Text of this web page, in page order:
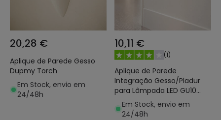
20,28 €
Aplique de Parede Gesso
Dupmy Torch
Em Stock, envio em
24/48h
10,11 €
(1)
Aplique de Parede
Integração Gesso/Pladur
para Lâmpada LED GU10
PAR11 Corte 103x148 mm
Em Stock, envio em
24/48h